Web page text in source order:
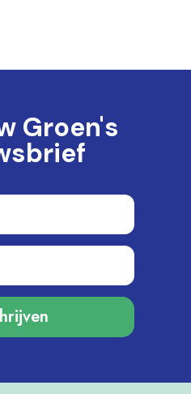
Groen's